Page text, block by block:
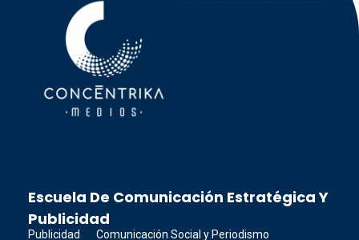
Escuela De Comunicación Estratégica Y
Publicidad
Publicidad Comunicación Social y Periodismo